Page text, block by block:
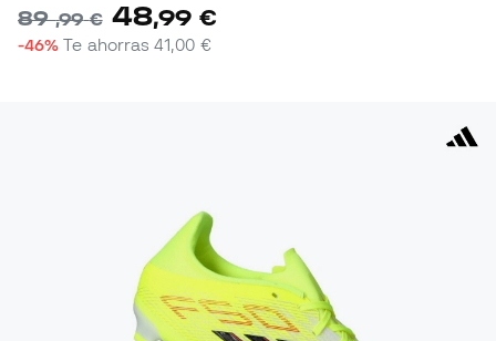
89,99 € 48,99 €
-46% Te ahorras41,00 €